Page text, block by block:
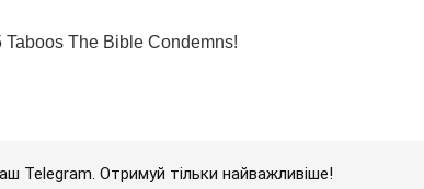
Telegram. Отримуй тільки найважливіше!